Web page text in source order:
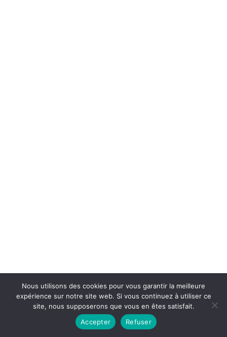
Nous utilisons des cookies pour vous garantir la meilleure
expérience sur notre site web. Si vous continuez à utiliser ce
site, nous supposerons que vous en êtes satisfait.
Accepter
Refuser